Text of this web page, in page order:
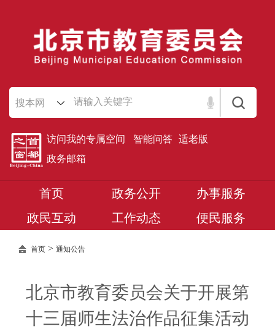
搜本网
访问我的专属空间 智能问答 适老版
政务邮箱
首页 政务公开
办事服务
政民互动
工作动态 便民服务
首页 > 通知公告
北京市教育委员会关于开展第
十三届师生法治作品征集活动